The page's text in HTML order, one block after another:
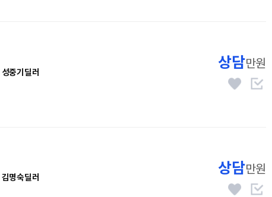
성중기딜러
상담만원
김명숙딜러
상담만원